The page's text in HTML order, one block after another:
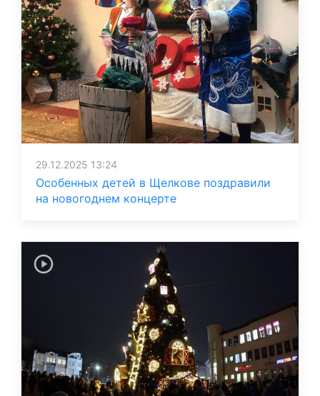
29.12.2025 13:24
Особенных детей в Щелкове поздравили
на новогоднем концерте